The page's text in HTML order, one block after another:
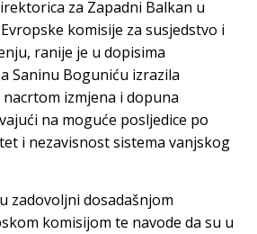
za Zapadni Balkan u
komisije za susjedstvo i
ranije je u dopisima
Saninu Boguniću izrazila
izmjena i dopuna
na moguće posljedice po
i nezavisnost sistema vanjskog
zadovoljni dosadašnjom
komisijom te navode da su u